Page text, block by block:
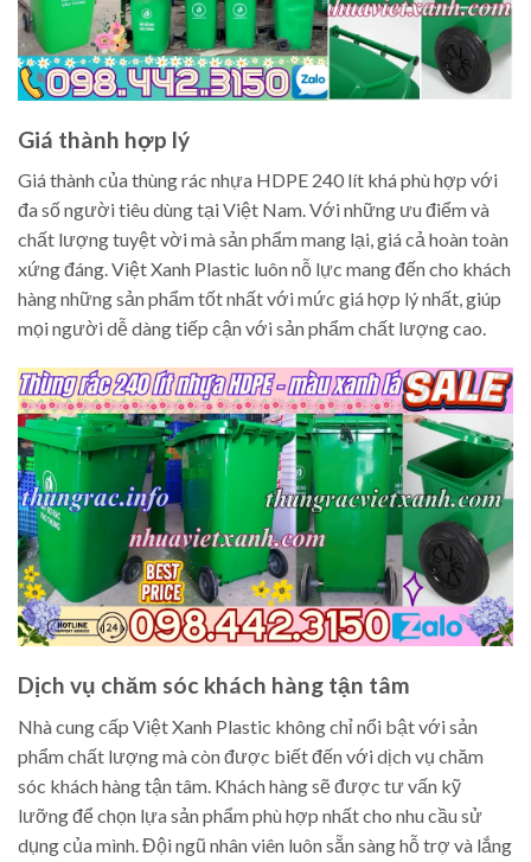
Giá thành hợp lý
Giá thành của thùng rác nhựa HDPE 240 lít khá phù hợp với
đa số người tiêu dùng tại Việt Nam. Với những ưu điểm và
chất lượng tuyệt vời mà sản phẩm mang lại, giá cả hoàn toàn
xứng đáng. Việt Xanh Plastic luôn nỗ lực mang đến cho khách
hàng những sản phẩm tốt nhất với mức giá hợp lý nhất, giúp
mọi người dễ dàng tiếp cận với sản phẩm chất lượng cao.
Dịch vụ chăm sóc khách hàng tận tâm
Nhà cung cấp Việt Xanh Plastic không chỉ nổi bật với sản
phẩm chất lượng mà còn được biết đến với dịch vụ chăm
sóc khách hàng tận tâm. Khách hàng sẽ được tư vấn kỹ
lưỡng để chọn lựa sản phẩm phù hợp nhất cho nhu cầu sử
dụng của mình. Đội ngũ nhân viên luôn sẵn sàng hỗ trợ và lắng